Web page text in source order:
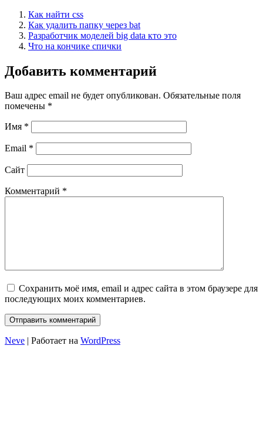
Как найти css
Как удалить папку через bat
Разработчик моделей big data кто это
Что на кончике спички
Добавить комментарий
Ваш адрес email не будет опубликован. Обязательные поля
помечены *
Имя *
Email *
Сайт
Комментарий *
Сохранить моё имя, email и адрес сайта в этом браузере для
последующих моих комментариев.
Neve | Работает на WordPress